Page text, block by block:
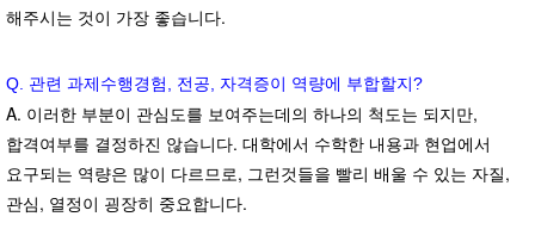
해주시는 것이 가장 좋습니다.
Q. 관련 과제수행경험, 전공, 자격증이 역량에 부합할지?
A. 이러한 부분이 관심도를 보여주는데의 하나의 척도는 되지만,
합격여부를 결정하진 않습니다. 대학에서 수학한 내용과 현업에서
요구되는 역량은 많이 다르므로, 그런것들을 빨리 배울 수 있는 자질,
관심, 열정이 굉장히 중요합니다.